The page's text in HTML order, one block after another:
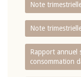
Note
Note
Rapport annuel
consommation